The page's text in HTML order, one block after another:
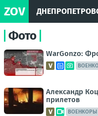
ZOV
Фото
WarGonzo:
Александр
прилетов
ВОЕНКОРЫ